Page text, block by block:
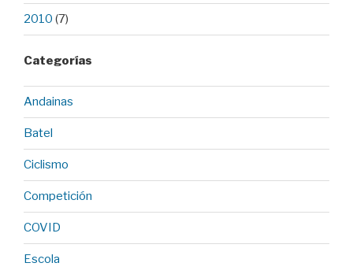
2010 (7)
Categorías
Andainas
Batel
Ciclismo
Competición
COVID
Escola